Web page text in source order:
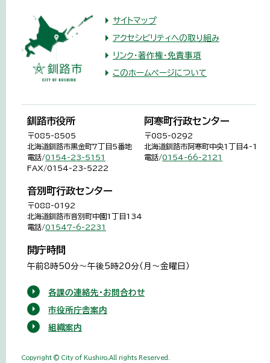
サイトマップ
アクセシビリティへの取り組み
リンク・著作権・免責事項
このホームページについて
釧路市役所
〒085-8505
北海道釧路市黒金町7丁目5番地
電話/0154-23-5151
FAX/0154-23-5222
阿寒町行政センター
〒085-0292
北海道釧路市阿寒町中央1丁目4-1
電話/0154-66-2121
音別町行政センター
〒088-0192
北海道釧路市音別町中園1丁目134
電話/01547-6-2231
開庁時間
午前8時50分～午後5時20分（月～金曜日）
各課の連絡先・お問合わせ
市役所庁舎案内
組織案内
Copyright © City of Kushiro,All rights Reserved.